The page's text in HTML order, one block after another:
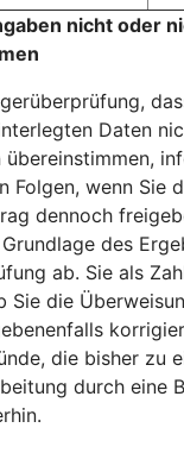
nicht oder
Daten
übereinstimmen,
Folgen, wenn Sie
dennoch
des
ab. Sie als
Sie die
die bisher zu
durch eine